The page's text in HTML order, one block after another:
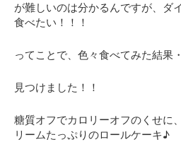
が難しいのは分かるんですが、ダ
食べたい！！！
ってことで、色々食べてみた結果
見つけました！！
糖質オフでカロリーオフのくせに
リームたっぷりのロールケーキ♪